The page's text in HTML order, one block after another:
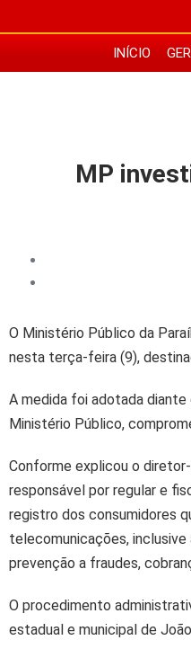
INÍCIO
MP
O Ministério Público da
nesta terça-feira (9),
A medida foi adotada
Ministério Público,
Conforme explicou o
responsável por regular e
registro dos consumidores
telecomunicações, inclusive
prevenção a fraudes,
O procedimento
estadual e municipal de